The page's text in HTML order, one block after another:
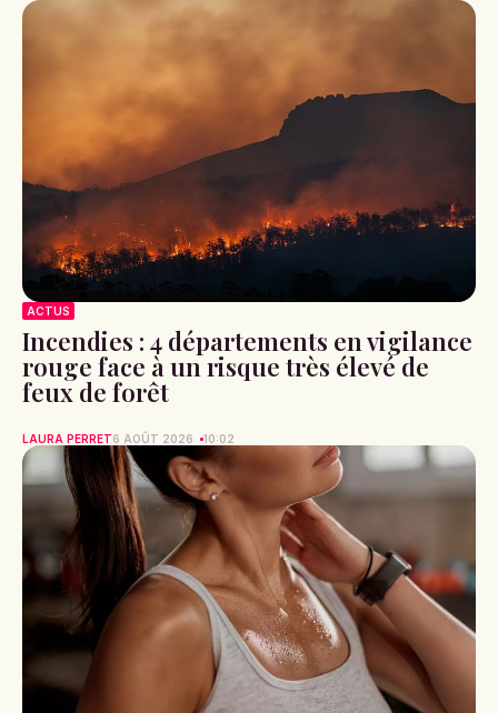
ACTUS
Incendies : 4 départements en vigilance
rouge face à un risque très élevé de
feux de forêt
LAURA PERRET6 AOÛT 2026 10:02